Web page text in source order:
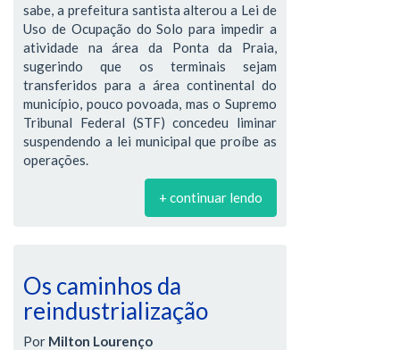
sabe, a prefeitura santista alterou a Lei de
Uso de Ocupação do Solo para impedir a
atividade na área da Ponta da Praia,
sugerindo que os terminais sejam
transferidos para a área continental do
município, pouco povoada, mas o Supremo
Tribunal Federal (STF) concedeu liminar
suspendendo a lei municipal que proíbe as
operações.
+ continuar lendo
Os caminhos da
reindustrialização
Por Milton Lourenço